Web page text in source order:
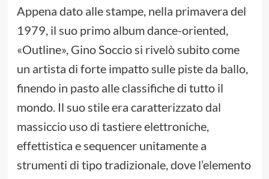
Appena dato alle stampe, nella primavera del
1979, il suo primo album dance-oriented,
«Outline», Gino Soccio si rivelò subito come
un artista di forte impatto sulle piste da ballo,
finendo in pasto alle classifiche di tutto il
mondo. Il suo stile era caratterizzato dal
massiccio uso di tastiere elettroniche,
effettistica e sequencer unitamente a
strumenti di tipo tradizionale, dove l’elemento